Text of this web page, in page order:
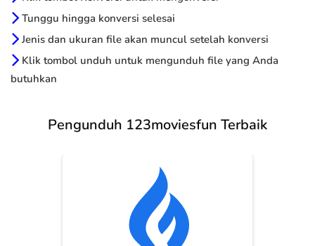
Tunggu hingga konversi selesai
Jenis dan ukuran file akan muncul setelah konversi
Klik tombol unduh untuk mengunduh file yang Anda
butuhkan
Pengunduh 123moviesfun Terbaik